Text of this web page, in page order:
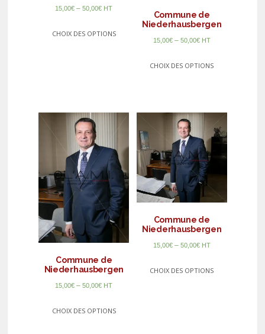
15,00€ –50,00€ HT
CHOIX DES OPTIONS
Commune de
Niederhausbergen
15,00€– 50,00€ HT
CHOIX DES OPTIONS
Commune de
Niederhausbergen
15,00€ –50,00€ HT
CHOIX DES OPTIONS
Commune de
Niederhausbergen
15,00€– 50,00€ HT
CHOIX DES OPTIONS